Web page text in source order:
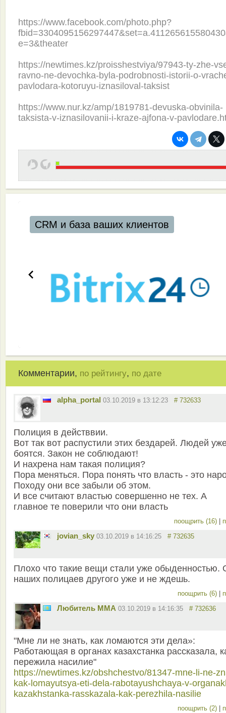
https://www.facebook.com/photo.php?
e=3&theater
https://newtimes.kz/proisshestviya/97943-ty-zhe-
ravno-ne-devochka-byla-podrobnosti-istorii-o-
pavlodara-kotoruyu-iznasiloval-taksist
https://www.nur.kz/amp/1819781-devuska-obvinila-
taksista-v-iznasilovanii-i-kraze-ajfona-v-
CRM и база ваших клиентов
Комментарии, по рейтингу, по дате
alpha_portal 03.10.2019 в 13:12:23 # 732633
Полиция в действвии.
Вот так вот распустили этих бездарей. Людей
боятся. Закон не соблюдают!
И нахрена нам такая полиция?
Пора меняться. Пора понять что власть - это
Походу они все забыли об этом.
И все считают властью совершенно не тех. А
главное те поверили что они власть
поощрить (16)
jovian_sky 03.10.2019 в 14:16:25 # 732635
Плохо что такие вещи стали уже обыденностью.
наших полицаев другого уже и не ждешь.
поощрить (6)
Любитель ММА 03.10.2019 в 14:16:35 # 732636
"Мне ли не знать, как ломаются эти дела»:
Работающая в органах казахстанка рассказала,
пережила насилие"
https://newtimes.kz/obshchestvo/81347-mne-li-ne-
kak-lomayutsya-eti-dela-rabotayushchaya-v-
kazakhstanka-rasskazala-kak-perezhila-nasilie
поощрить (2)